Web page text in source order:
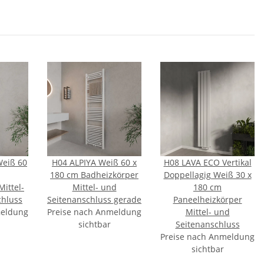
60
H04 ALPIYA Weiß 60 x
180 cm Badheizkörper
Mittel- und
Seitenanschluss gerade
Preise nach Anmeldung
sichtbar
H08 LAVA ECO Vertikal
Doppellagig Weiß 30 x
180 cm
Paneelheizkörper
Mittel- und
Seitenanschluss
Preise nach Anmeldung
sichtbar